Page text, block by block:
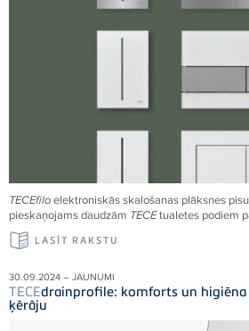
TECEfiloelektroniskās skalošanas plāksnes
pieskaņojams daudzām TECEtualetes podiem
LASĪT RAKSTU
30.09.2024 – JAUNUMI
TECEdrainprofile: komforts un
ķērāju